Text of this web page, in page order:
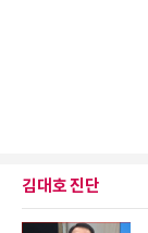
김대호 진단